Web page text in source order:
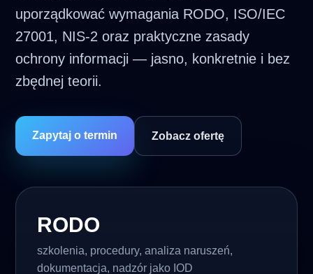
uporządkować wymagania RODO, ISO/IEC
27001, NIS-2 oraz praktyczne zasady
ochrony informacji — jasno, konkretnie i bez
zbędnej teorii.
Zapytaj o termin Zobacz ofertę
RODO
szkolenia, procedury, analiza naruszeń,
dokumentacja, nadzór jako IOD